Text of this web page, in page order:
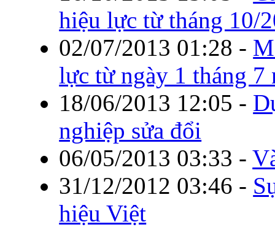
hiệu lực từ tháng 10/
02/07/2013 01:28 -
lực từ ngày 1 tháng 7
18/06/2013 12:05 -
nghiệp sửa đổi
06/05/2013 03:33 -
31/12/2012 03:46 -
hiệu Việt